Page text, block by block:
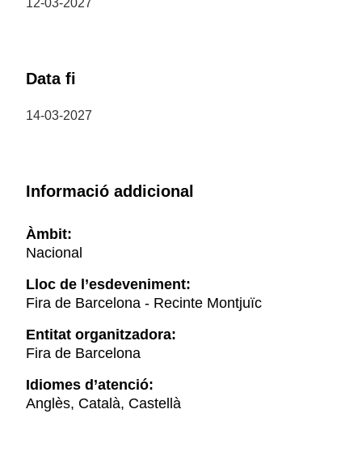
12-03-2027
Data fi
14-03-2027
Informació addicional
Àmbit:
Nacional
Lloc de l’esdeveniment:
Fira de Barcelona - Recinte Montjuïc
Entitat organitzadora:
Fira de Barcelona
Idiomes d’atenció:
Anglès, Català, Castellà